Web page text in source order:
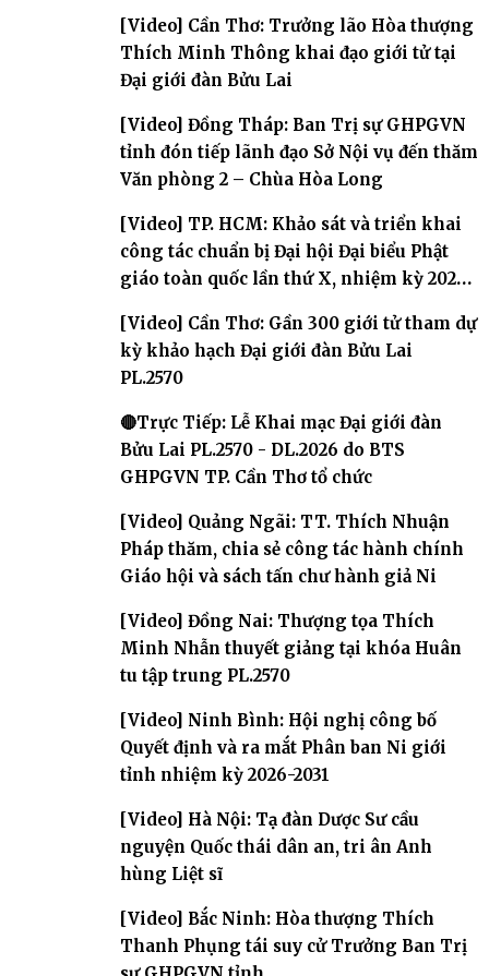
[Video] Cần Thơ: Trưởng lão Hòa thượng
Thích Minh Thông khai đạo giới tử tại
Đại giới đàn Bửu Lai
[Video] Đồng Tháp: Ban Trị sự GHPGVN
tỉnh đón tiếp lãnh đạo Sở Nội vụ đến thăm
Văn phòng 2 – Chùa Hòa Long
[Video] TP. HCM: Khảo sát và triển khai
công tác chuẩn bị Đại hội Đại biểu Phật
giáo toàn quốc lần thứ X, nhiệm kỳ 2026-
[Video] Cần Thơ: Gần 300 giới tử tham dự
kỳ khảo hạch Đại giới đàn Bửu Lai
PL.2570
🔴Trực Tiếp: Lễ Khai mạc Đại giới đàn
Bửu Lai PL.2570 - DL.2026 do BTS
GHPGVN TP. Cần Thơ tổ chức
[Video] Quảng Ngãi: TT. Thích Nhuận
Pháp thăm, chia sẻ công tác hành chính
Giáo hội và sách tấn chư hành giả Ni
[Video] Đồng Nai: Thượng tọa Thích
Minh Nhẫn thuyết giảng tại khóa Huân
tu tập trung PL.2570
[Video] Ninh Bình: Hội nghị công bố
Quyết định và ra mắt Phân ban Ni giới
tỉnh nhiệm kỳ 2026-2031
[Video] Hà Nội: Tạ đàn Dược Sư cầu
nguyện Quốc thái dân an, tri ân Anh
hùng Liệt sĩ
[Video] Bắc Ninh: Hòa thượng Thích
Thanh Phụng tái suy cử Trưởng Ban Trị